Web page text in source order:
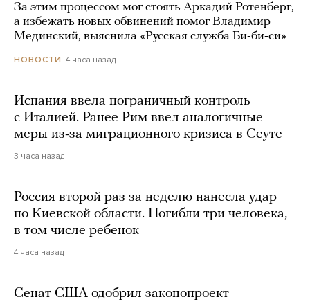
За этим процессом мог стоять Аркадий Ротенберг,
а избежать новых обвинений помог Владимир
Мединский, выяснила «Русская служба Би-би-си»
НОВОСТИ 4 часа назад
Испания ввела пограничный контроль
с Италией. Ранее Рим ввел аналогичные
меры из-за миграционного кризиса в Сеуте
3 часа назад
Россия второй раз за неделю нанесла удар
по Киевской области. Погибли три человека,
в том числе ребенок
4 часа назад
Сенат США одобрил законопроект